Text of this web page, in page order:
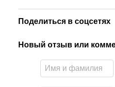
Поделиться в соцсетях
Новый отзыв или